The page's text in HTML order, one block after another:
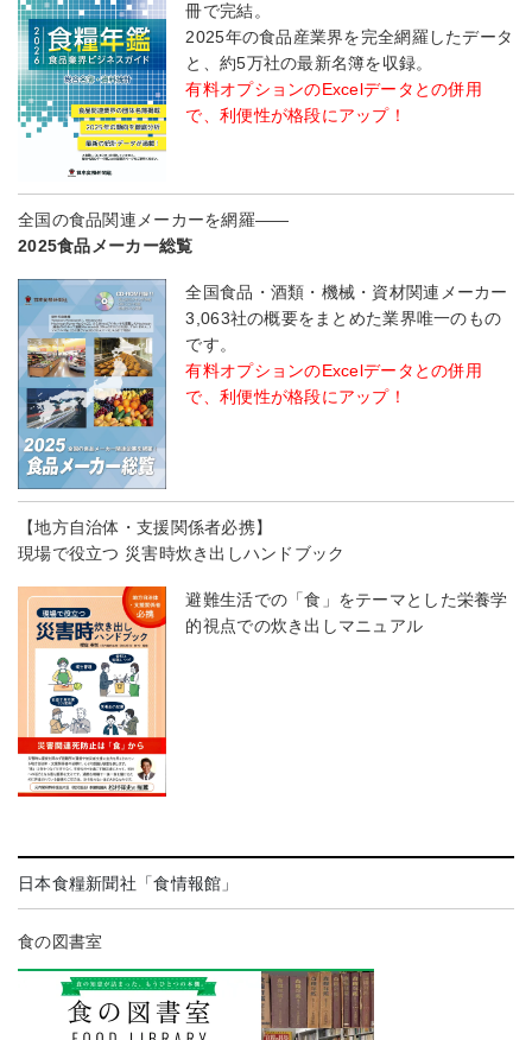
冊で完結。
2025年の食品産業界を完全網羅したデータ
と、約5万社の最新名簿を収録。
有料オプションのExcelデータとの併用
で、利便性が格段にアップ！
全国の食品関連メーカーを網羅――
2025食品メーカー総覧
全国食品・酒類・機械・資材関連メーカー
3,063社の概要をまとめた業界唯一のもの
です。
有料オプションのExcelデータとの併用
で、利便性が格段にアップ！
【地方自治体・支援関係者必携】
現場で役立つ 災害時炊き出しハンドブック
避難生活での「食」をテーマとした栄養学
的視点での炊き出しマニュアル
日本食糧新聞社「食情報館」
食の図書室